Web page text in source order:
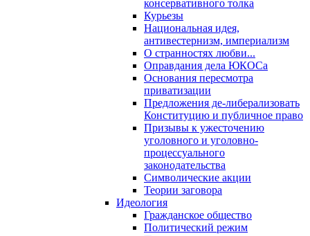
консервативного толка
Курьезы
Национальная идея,
антивестернизм, империализм
О странностях любви...
Оправдания дела ЮКОСа
Основания пересмотра
приватизации
Предложения де-либерализовать
Конституцию и публичное право
Призывы к ужесточению
уголовного и уголовно-
процессуального
законодательства
Символические акции
Теории заговора
Идеология
Гражданское общество
Политический режим